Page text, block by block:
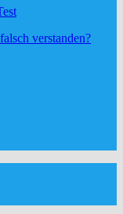
verstanden?